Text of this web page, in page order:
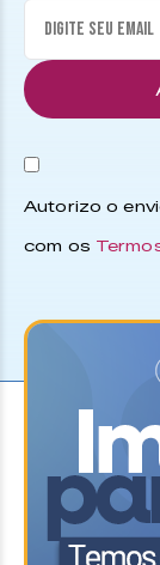
Autorizo o
com os